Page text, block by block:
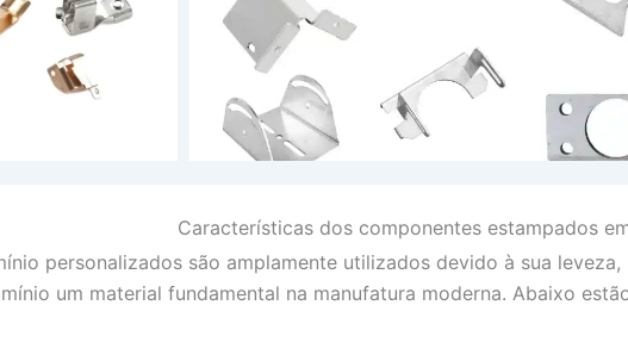
Características dos componentes estampados
personalizados são amplamente utilizados devido à sua
um material fundamental na manufatura moderna. Abaixo